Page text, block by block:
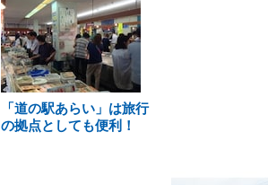
「道の駅あらい」は旅行
の拠点としても便利！